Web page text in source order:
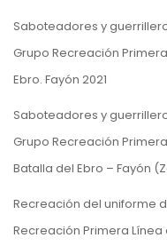
Saboteadores y
Grupo Recreación
Ebro. Fayón 2021
Saboteadores y
Grupo Recreación
Batalla del Ebro – Fayón
Recreación del uniforme
Recreación Primera Línea